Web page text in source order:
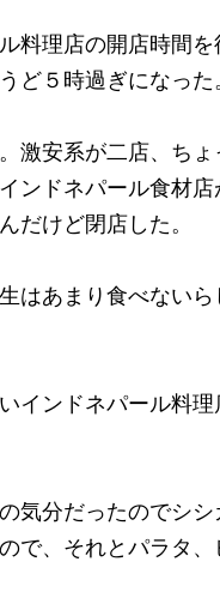
料理店の開店時間を
ど５時過ぎになった。
激安系が二店、ち
ンドネパール食材店
だけど閉店した。
はあまり食べないら
インドネパール料理
気分だったのでシ
で、それとパラタ